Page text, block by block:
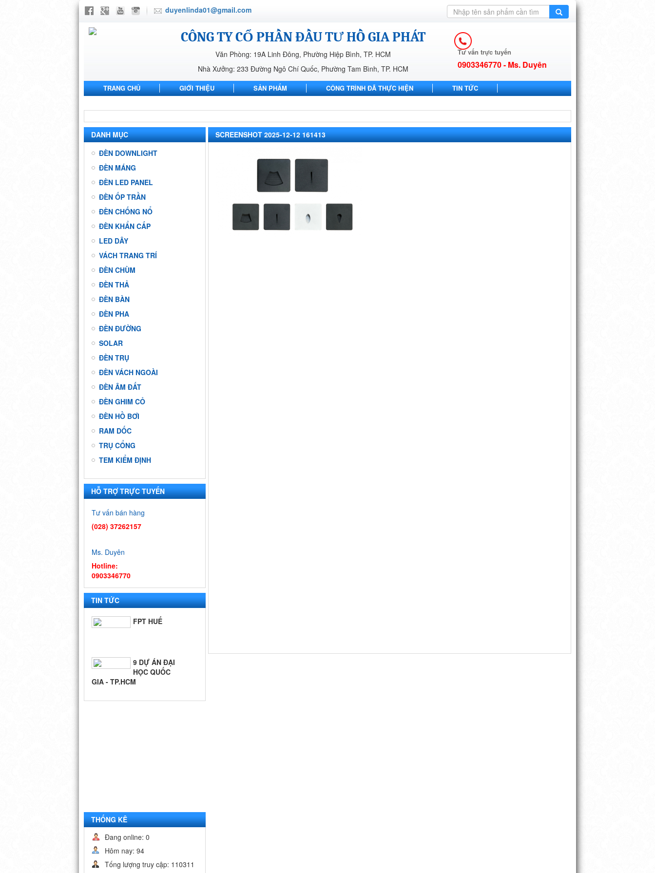
duyenlinda01@gmail.com
CÔNG TY CỔ PHẦN ĐẦU TƯ HỒ GIA PHÁT
Văn Phòng: 19A Linh Đông, Phường Hiệp Bình, TP. HCM
Nhà Xưởng: 233 Đường Ngô Chí Quốc, Phường Tam Bình, TP. HCM
Tư vấn trực tuyến
0903346770 - Ms. Duyên
TRANG CHỦ GIỚI THIỆU SẢN PHẨM CÔNG TRÌNH ĐÃ THỰC HIỆN
TIN TỨC
DANH MỤC
ĐÈN DOWNLIGHT
ĐÈN MÁNG
ĐÈN LED PANEL
ĐÈN ỐP TRẦN
ĐÈN CHỐNG NỔ
ĐÈN KHẨN CẤP
LED DÂY
VÁCH TRANG TRÍ
ĐÈN CHÙM
ĐÈN THẢ
ĐÈN BÀN
ĐÈN PHA
ĐÈN ĐƯỜNG
SOLAR
ĐÈN TRỤ
ĐÈN VÁCH NGOÀI
ĐÈN ÂM ĐẤT
ĐÈN GHIM CỎ
ĐÈN HỒ BƠI
RAM DỐC
TRỤ CỔNG
TEM KIỂM ĐỊNH
HỖ TRỢ TRỰC TUYẾN
Tư vấn bán hàng
(028) 37262157
Ms. Duyên
Hotline:
0903346770
TIN TỨC
9 DỰ ÁN ĐẠI
GIA - TP.HCM
TRĂNG
FPT HUẾ
9 DỰ ÁN ĐẠI
HỌC QUỐC
GIA - TP.HCM
BIỂN QUÊ
THỐNG KÊ
Đang online: 0
Hôm nay: 94
Tống lượng truy cập: 110311
SCREENSHOT 2025-12-12 161413